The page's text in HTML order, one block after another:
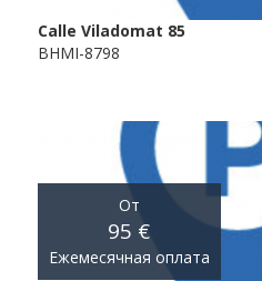
Calle Viladomat 85
BHMI-8798
От
95 €
Ежемесячная оплата